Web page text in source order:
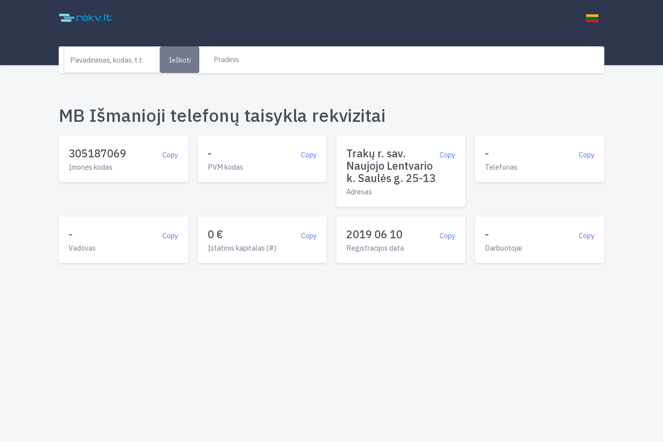
Ieškoti Pradinis
MB Išmanioji telefonų taisykla rekvizitai
Copy
305187069
Įmonės kodas
Copy
-
PVM kodas
Copy
Trakų r. sav.
Naujojo Lentvario
k. Saulės g. 25-13
Adresas
Copy
-
Telefonas
Copy
-
Vadovas
Copy
0 €
Įstatinis kapitalas (#)
Copy
2019 06 10
Registracijos data
Copy
-
Darbuotojai